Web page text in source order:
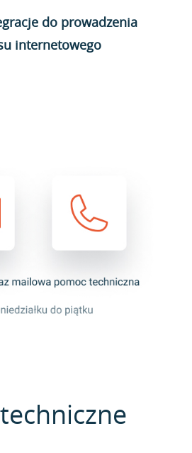
do prowadzenia
internetowego